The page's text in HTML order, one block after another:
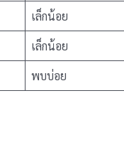
เล็กน้อย
เล็กน้อย
พบบ่อย